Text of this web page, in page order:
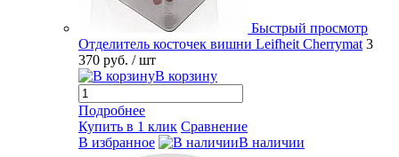
Быстрый просмотр
Отделитель косточек вишни Leifheit Cherrymat 3
370 руб. / шт
В корзину
Подробнее
Купить в 1 клик Сравнение
В избранное
В наличии